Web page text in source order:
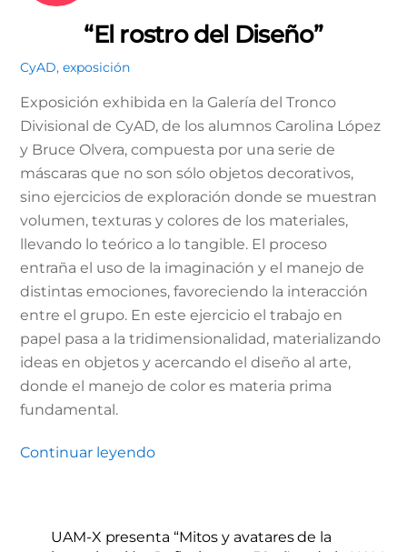
“El rostro del Diseño”
CyAD,exposición
Exposición exhibida en la Galería del Tronco
Divisional de CyAD, de los alumnos Carolina López
y Bruce Olvera, compuesta por una serie de
máscaras que no son sólo objetos decorativos,
sino ejercicios de exploración donde se muestran
volumen, texturas y colores de los materiales,
llevando lo teórico a lo tangible. El proceso
entraña el uso de la imaginación y el manejo de
distintas emociones, favoreciendo la interacción
entre el grupo. En este ejercicio el trabajo en
papel pasa a la tridimensionalidad, materializando
ideas en objetos y acercando el diseño al arte,
donde el manejo de color es materia prima
fundamental.
Continuar leyendo
UAM-X presenta “Mitos y avatares de la